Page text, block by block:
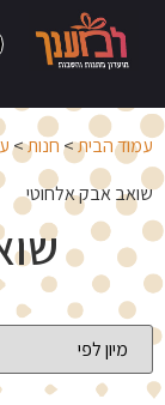
עמוד הבית>חנות>
שואב אבק אלחוטי